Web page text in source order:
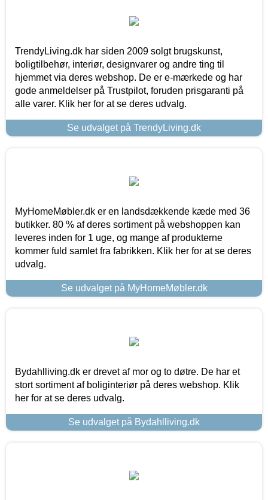
TrendyLiving.dk har siden 2009 solgt brugskunst,
boligtilbehør, interiør, designvarer og andre ting til
hjemmet via deres webshop. De er e-mærkede og har
gode anmeldelser på Trustpilot, foruden prisgaranti på
alle varer. Klik her for at se deres udvalg.
Se udvalget på TrendyLiving.dk
MyHomeMøbler.dk er en landsdækkende kæde med 36
butikker. 80 % af deres sortiment på webshoppen kan
leveres inden for 1 uge, og mange af produkterne
kommer fuld samlet fra fabrikken. Klik her for at se deres
udvalg.
Se udvalget på MyHomeMøbler.dk
Bydahlliving.dk er drevet af mor og to døtre. De har et
stort sortiment af boliginteriør på deres webshop. Klik
her for at se deres udvalg.
Se udvalget på Bydahlliving.dk